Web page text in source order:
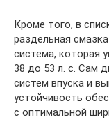
Кроме того, в
раздельная
система, которая
38 до 53 л. с. Сам
систем впуска и
устойчивость
с оптимальной